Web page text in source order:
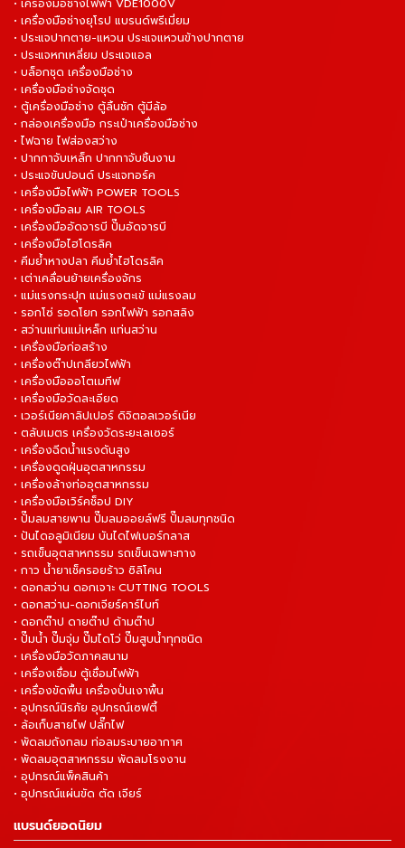
• เครื่องมือช่างไฟฟ้า VDE1000V
• เครื่องมือช่างยุโรป แบรนด์พรีเมี่ยม
• ประแจปากตาย-แหวน ประแจแหวนข้างปากตาย
• ประแจหกเหลี่ยม ประแจแอล
• บล็อกชุด เครื่องมือช่าง
• เครื่องมือช่างจัดชุด
• ตู้เครื่องมือช่าง ตู้ลิ้นชัก ตู้มีล้อ
• กล่องเครื่องมือ กระเป๋าเครื่องมือช่าง
• ไฟฉาย ไฟส่องสว่าง
• ปากกาจับเหล็ก ปากกาจับชิ้นงาน
• ประแจขันปอนด์ ประแจทอร์ค
• เครื่องมือไฟฟ้า POWER TOOLS
• เครื่องมือลม AIR TOOLS
• เครื่องมืออัดจารบี ปั๊มอัดจารบี
• เครื่องมือไฮโดรลิค
• คีมย้ำหางปลา คีมย้ำไฮโดรลิค
• เต่าเคลื่อนย้ายเครื่องจักร
• แม่แรงกระปุก แม่แรงตะเข้ แม่แรงลม
• รอกโซ่ รอดโยก รอกไฟฟ้า รอกสลิง
• สว่านแท่นแม่เหล็ก แท่นสว่าน
• เครื่องมือก่อสร้าง
• เครื่องต๊าปเกลียวไฟฟ้า
• เครื่องมือออโตเมทีฟ
• เครื่องมือวัดละเอียด
• เวอร์เนียคาลิปเปอร์ ดิจิตอลเวอร์เนีย
• ตลับเมตร เครื่องวัดระยะเลเซอร์
• เครื่องฉีดน้ำแรงดันสูง
• เครื่องดูดฝุ่นอุตสาหกรรม
• เครื่องล้างท่ออุตสาหกรรม
• เครื่องมือเวิร์คช็อป DIY
• ปั๊มลมสายพาน ปั๊มลมออยล์ฟรี ปั๊มลมทุกชนิด
• ปันไดอลูมิเนียม บันไดไฟเบอร์กลาส
• รถเข็นอุตสาหกรรม รถเข็นเฉพาะทาง
• กาว น้ำยาเช็ครอยร้าว ซิลิโคน
• ดอกสว่าน ดอกเจาะ CUTTING TOOLS
• ดอกสว่าน-ดอกเจียร์คาร์ไบท์
• ดอกต๊าป ดายต๊าป ด้ามต๊าป
• ปั๊มน้ำ ปั๊มจุ่ม ปั๊มไดโว่ ปั๊มสูบน้ำทุกชนิด
• เครื่องมือวัดภาคสนาม
• เครื่องเชื่อม ตู้เชื่อมไฟฟ้า
• เครื่องขัดพื้น เครื่องปั่นเงาพื้น
• อุปกรณ์นิรภัย อุปกรณ์เซฟตี้
• ล้อเก็บสายไฟ ปลั๊กไฟ
• พัดลมถังกลม ท่อลมระบายอากาศ
• พัดลมอุตสาหกรรม พัดลมโรงงาน
• อุปกรณ์แพ็คสินค้า
• อุปกรณ์แผ่นขัด ตัด เจียร์
แบรนด์ยอดนิยม